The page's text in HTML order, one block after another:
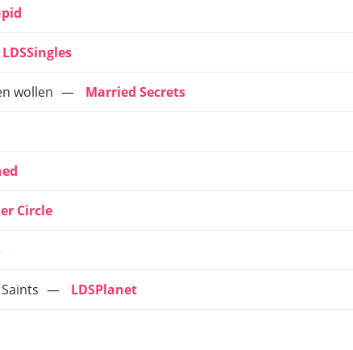
LDSSingles
wollen Married Secrets
Circle
LDSPlanet